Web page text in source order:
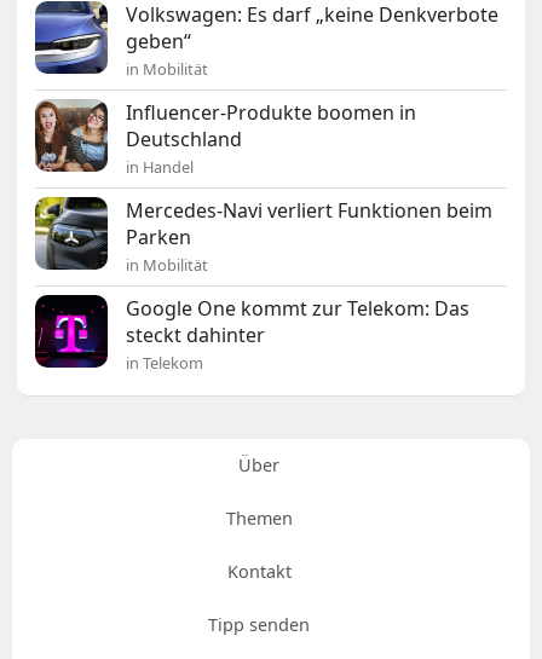
Volkswagen: Es darf „keine Denkverbote
geben“
in Mobilität
Influencer-Produkte boomen in
Deutschland
in Handel
Mercedes-Navi verliert Funktionen beim
Parken
in Mobilität
Google One kommt zur Telekom: Das
steckt dahinter
in Telekom
Über
Themen
Kontakt
Tipp senden